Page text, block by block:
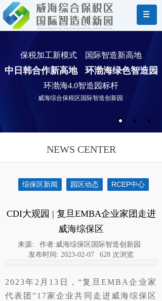
保税加工新模式 国际智造新高地
中日韩合作新高地 环渤海绿色智造园
环渤海4.0智造园标杆
· 威海综合保税区国际智造创新园 ·
NEWS CENTER
综保区新闻 园区动态 RCEP中心
CDI大观园 | 复旦EMBA企业家团走进
威海综保区
来源: 作者:威海综保区国际智造创新园
发布时间: 2023-02-07 628 次浏览
2023年2月13日，“复旦EMBA企业家
代表团”17家企业共同走进 威海综保区